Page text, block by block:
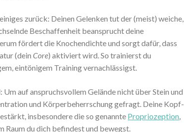
zurück: Deinen Gelenken tut der (meist) weiche,
Beschaffenheit beansprucht deine
fördert die Knochendichte und sorgt dafür, dass
(deinCore) aktiviert wird. So trainierst du
eintönigem Training vernachlässigst.
auf anspruchsvollem Gelände nicht über Stein und
und Körperbeherrschung gefragt. Deine Kopf-
insbesondere die so genannte Propriozeption,
Raum du dich befindest und bewegst.